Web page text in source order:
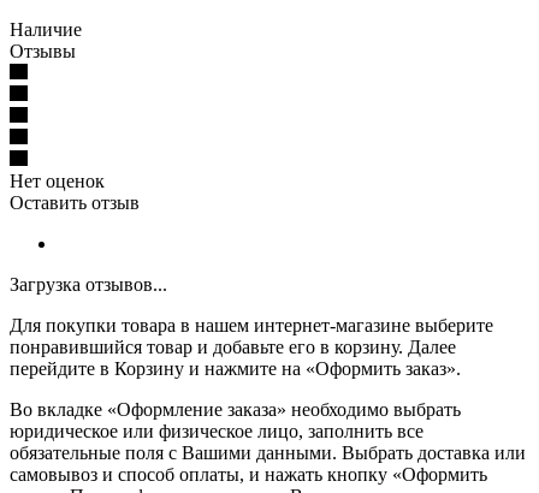
Наличие
Отзывы
Нет оценок
Оставить отзыв
Загрузка отзывов...
Для покупки товара в нашем интернет-магазине выберите
понравившийся товар и добавьте его в корзину. Далее
перейдите в Корзину и нажмите на «Оформить заказ».
Во вкладке «Оформление заказа» необходимо выбрать
юридическое или физическое лицо, заполнить все
обязательные поля с Вашими данными. Выбрать доставка или
самовывоз и способ оплаты, и нажать кнопку «Оформить